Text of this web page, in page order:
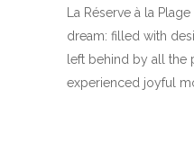
La Réserve à la
dream: filled with
left behind by all the
experienced joyful